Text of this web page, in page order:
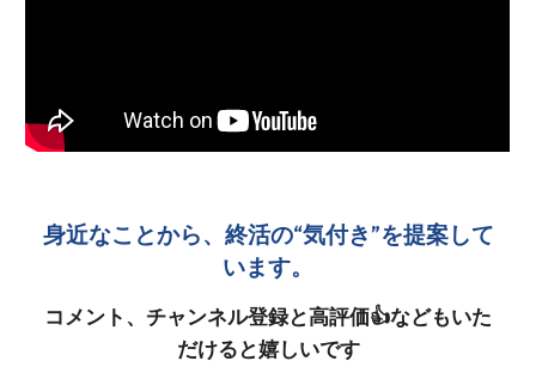
身近なことから、終活の“気付き”を提案して
います。
コメント、チャンネル登録と高評価👍などもいた
だけると嬉しいです